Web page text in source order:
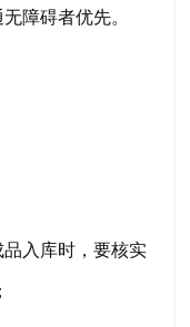
障碍者优先。
入库时，要核实